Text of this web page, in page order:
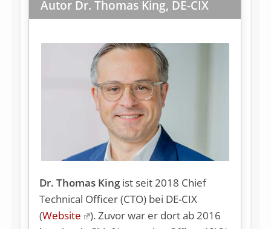
Autor Dr. Thomas King, DE-CIX
Dr. Thomas Kingist seit 2018 Chief
Technical Officer (CTO) bei DE-CIX
(Website
). Zuvor war er dort ab 2016